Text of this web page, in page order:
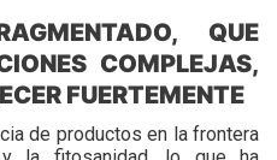
QUE
COMPLEJAS,
FUERTEMENTE
de productos en la frontera